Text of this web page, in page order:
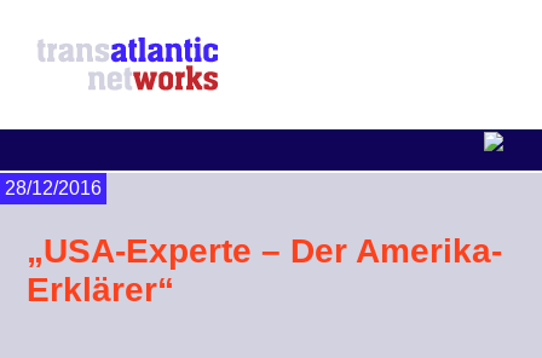
28/12/2016
„USA-Experte – Der Amerika-
Erklärer“